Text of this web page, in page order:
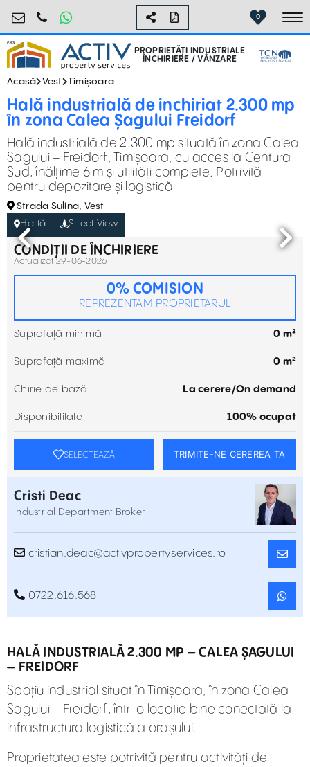
industrial@activpropertyservices.ro
0755.795.795 0
PROPRIETĂȚI INDUSTRIALE
ÎNCHIRIERE / VÂNZARE
Acasă Vest Timișoara
Hală industrială de inchiriat 2.300 mp
în zona Calea Șagului Freidorf
Hală industrială de 2.300 mp situată în zona Calea
Șagului – Freidorf, Timișoara, cu acces la Centura
Sud, înălțime 6 m și utilități complete. Potrivită
pentru depozitare și logistică
Strada Sulina, Vest
Hartă
Street View
CONDIȚII DE ÎNCHIRIERE
Actualizat 29-06-2026
0% COMISION
REPREZENTĂM PROPRIETARUL
Suprafață minimă 0 m²
Suprafață maximă 0 m²
Chirie de bază La cerere/On demand
Disponibilitate 100% ocupat
SELECTEAZĂ TRIMITE-NE CEREREA TA
Cristi Deac
Industrial Department Broker
cristian.deac@activpropertyservices.ro
0722.616.568
HALĂ INDUSTRIALĂ 2.300 MP – CALEA ȘAGULUI
– FREIDORF
Spațiu industrial situat în Timișoara, în zona Calea
Șagului – Freidorf, într-o locație bine conectată la
infrastructura logistică a orașului.
Proprietatea este potrivită pentru activități de